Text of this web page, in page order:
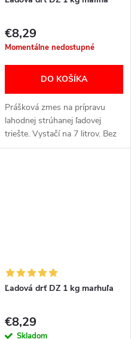
€8,29
Momentálne nedostupné
DO KOŠÍKA
Prášková zmes na prípravu
lahodnej strúhanej ľadovej
triešte. Vystačí na 7 litrov. Bez
GMO. Bez chemických farbív a
Ľadová drť DZ 1 kg marhuľa
€8,29
Skladom